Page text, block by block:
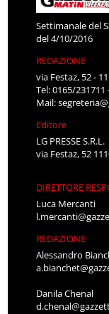
Settimanale del
del 4/10/2016
REDAZIONE
via Festaz, 52 -
Tel: 0165/231711
Mail:
Editore
LG PRESSE S.R.L.
via Festaz, 52
DIRETTORE
Luca Mercanti
REDAZIONE
Alessandro
Danila Chenal